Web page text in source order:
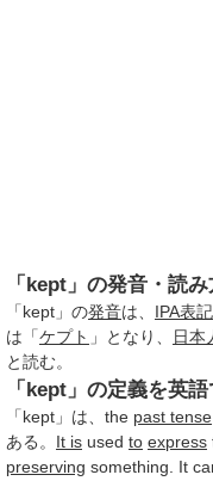
「kept」の発音・読み
「kept」の発音は、 IPA表記
は「ケプト 」となり、 日本
と読む。
「kept」の定義を英
「kept」は、the past tense
ある。 It is used to express
preserving something. It